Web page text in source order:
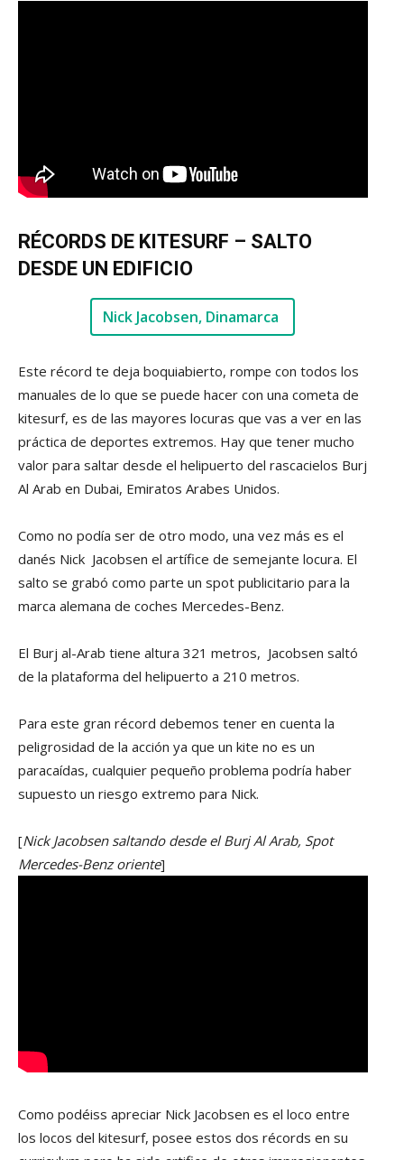
RÉCORDS DE KITESURF – SALTO
DESDE UN EDIFICIO
Nick Jacobsen, Dinamarca
Este récord te deja boquiabierto, rompe con todos los
manuales de lo que se puede hacer con una cometa de
kitesurf, es de las mayores locuras que vas a ver en las
práctica de deportes extremos. Hay que tener mucho
valor para saltar desde el helipuerto del rascacielos Burj
Al Arab en Dubai, Emiratos Arabes Unidos.
Como no podía ser de otro modo, una vez más es el
danés Nick Jacobsen el artífice de semejante locura. El
salto se grabó como parte un spot publicitario para la
marca alemana de coches Mercedes-Benz.
El Burj al-Arab tiene altura 321 metros, Jacobsen saltó
de la plataforma del helipuerto a 210 metros.
Para este gran récord debemos tener en cuenta la
peligrosidad de la acción ya que un kite no es un
paracaídas, cualquier pequeño problema podría haber
supuesto un riesgo extremo para Nick.
[Nick Jacobsen saltando desde el Burj Al Arab, Spot
Mercedes-Benz oriente]
Como podéiss apreciar Nick Jacobsen es el loco entre
los locos del kitesurf, posee estos dos récords en su